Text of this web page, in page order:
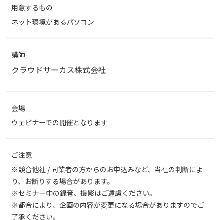
用意するもの
ネット環境があるパソコン
講師
クラウドサーカス株式会社
会場
ウェビナーでの開催となります
ご注意
※競合他社 / 同業者の方からのお申込みなど、当社の判断によ
り、お断りする場合があります。
※セミナー中の録音、撮影はご遠慮ください。
※都合により、企画の内容が変更になる場合がありますのでご
了承ください。